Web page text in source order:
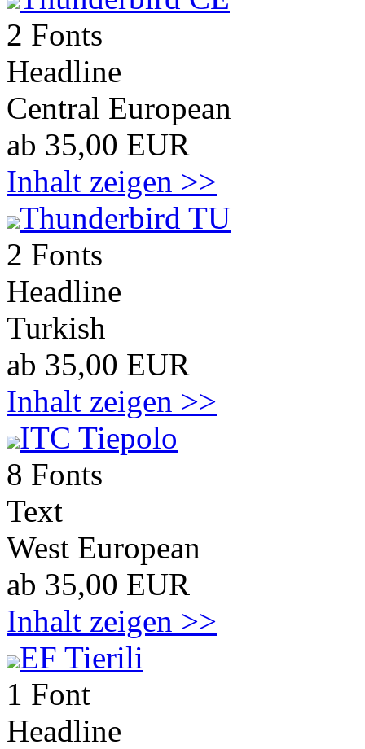
2 Fonts
Headline
Central European
ab 35,00 EUR
Inhalt zeigen >>
Thunderbird TU
2 Fonts
Headline
Turkish
ab 35,00 EUR
Inhalt zeigen >>
ITC Tiepolo
8 Fonts
Text
West European
ab 35,00 EUR
Inhalt zeigen >>
EF Tierili
1 Font
Headline